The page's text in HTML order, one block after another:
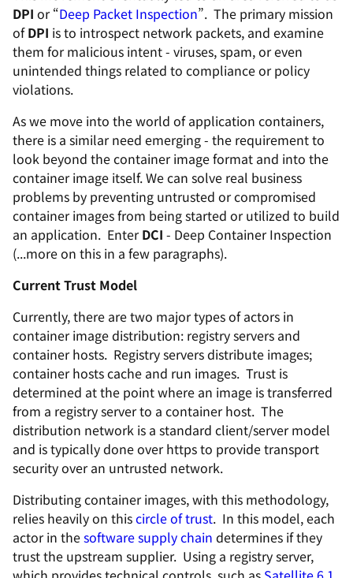
DPI or “Deep Packet Inspection”. The primary mission
ofDPI is to introspect network packets, and examine
them for malicious intent - viruses, spam, or even
unintended things related to compliance or policy
violations.
As we move into the world of application containers,
there is a similar need emerging - the requirement to
look beyond the container image format and into the
container image itself. We can solve real business
problems by preventing untrusted or compromised
container images from being started or utilized to build
an application. EnterDCI - Deep Container Inspection
(...more on this in a few paragraphs).
Current Trust Model
Currently, there are two major types of actors in
container image distribution: registry servers and
container hosts. Registry servers distribute images;
container hosts cache and run images. Trust is
determined at the point where an image is transferred
from a registry server to a container host. The
distribution network is a standard client/server model
and is typically done over https to provide transport
security over an untrusted network.
Distributing container images, with this methodology,
relies heavily on thiscircle of trust. In this model, each
actor in thesoftware supply chain determines if they
trust the upstream supplier. Using a registry server,